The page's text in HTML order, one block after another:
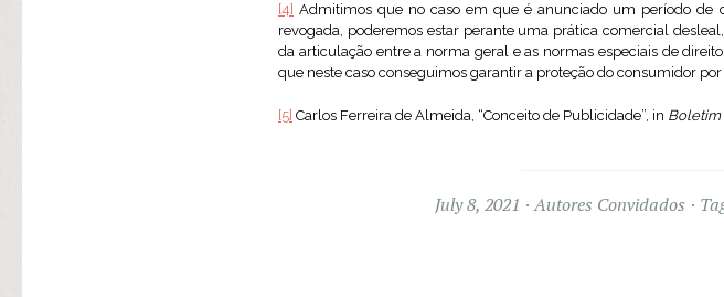
[4] Admitimos que no caso em que é anunciado um período de
revogada, poderemos estar perante uma prática comercial
da articulação entre a norma geral e as normas especiais de
que neste caso conseguimos garantir a proteção do consumidor
[5] Carlos Ferreira de Almeida, “Conceito de Publicidade”, in Boletim
July 8, 2021 Autores Convidados